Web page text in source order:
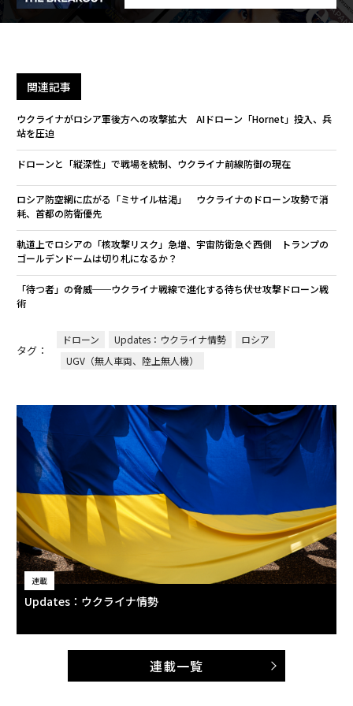
関連記事
ウクライナがロシア軍後方への攻撃拡大 AIドローン「Hornet」投入、兵
站を圧迫
ドローンと「縦深性」で戦場を統制、ウクライナ前線防御の現在
ロシア防空網に広がる「ミサイル枯渇」 ウクライナのドローン攻勢で消
耗、首都の防衛優先
軌道上でロシアの「核攻撃リスク」急増、宇宙防衛急ぐ西側 トランプの
ゴールデンドームは切り札になるか？
「待つ者」の脅威──ウクライナ戦線で進化する待ち伏せ攻撃ドローン戦
術
タグ：
ドローン Updates：ウクライナ情勢
ロシア
UGV（無人車両、陸上無人機）
連載
Updates：ウクライナ情勢
連載一覧